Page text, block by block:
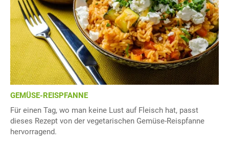
GEMÜSE-REISPFANNE
Für einen Tag, wo man keine Lust auf Fleisch hat, passt
dieses Rezept von der vegetarischen Gemüse-Reispfanne
hervorragend.